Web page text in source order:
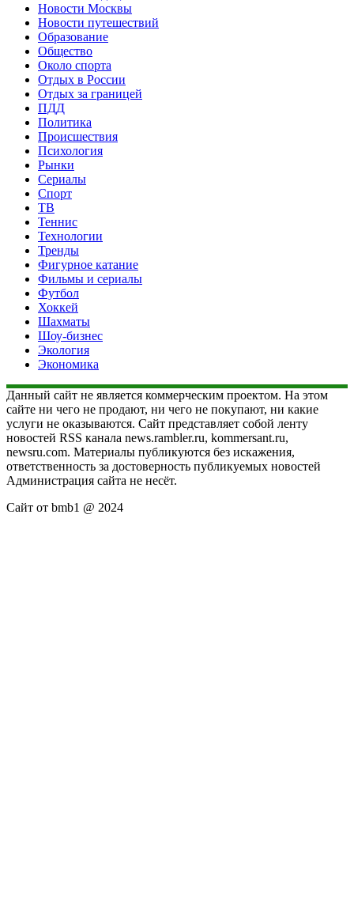
Новости Москвы
Новости путешествий
Образование
Общество
Около спорта
Отдых в России
Отдых за границей
ПДД
Политика
Происшествия
Психология
Рынки
Сериалы
Спорт
ТВ
Теннис
Технологии
Тренды
Фигурное катание
Фильмы и сериалы
Футбол
Хоккей
Шахматы
Шоу-бизнес
Экология
Экономика
Данный сайт не является коммерческим проектом. На этом
сайте ни чего не продают, ни чего не покупают, ни какие
услуги не оказываются. Сайт представляет собой ленту
новостей RSS канала news.rambler.ru, kommersant.ru,
newsru.com. Материалы публикуются без искажения,
ответственность за достоверность публикуемых новостей
Администрация сайта не несёт.
Сайт от bmb1 @ 2024